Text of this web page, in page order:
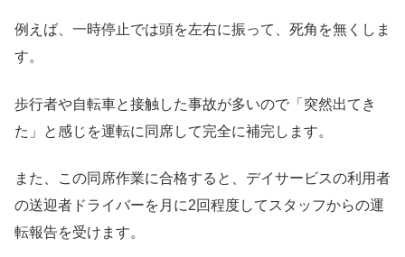
例えば、一時停止では頭を左右に振って、死角を無くしま
す。
歩行者や自転車と接触した事故が多いので「突然出てき
た」と感じを運転に同席して完全に補完します。
また、この同席作業に合格すると、デイサービスの利用者
の送迎者ドライバーを月に2回程度してスタッフからの運
転報告を受けます。